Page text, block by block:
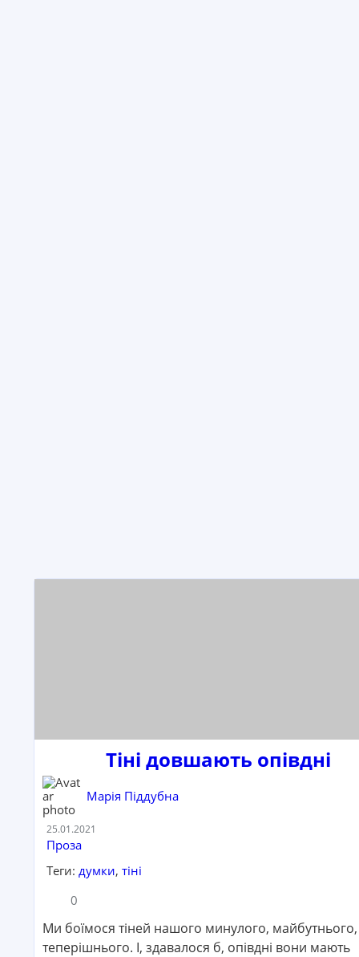
Тіні довшають опівдні
Марія Піддубна
Дата:
25.01.2021
Категорія:
Проза
Теги: думки, тіні
Кількість коментарів:
0
Ми боїмося тіней нашого минулого, майбутнього,
теперішнього. І, здавалося б, опівдні вони мають